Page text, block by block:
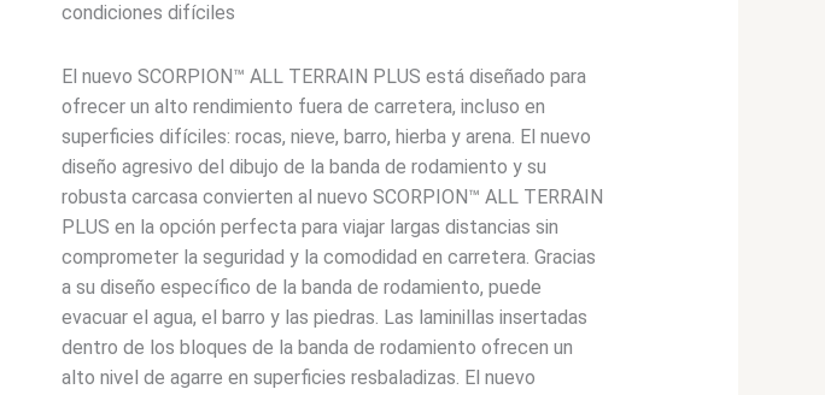
condiciones difíciles
El nuevo SCORPION™ ALL TERRAIN PLUS está diseñado para
ofrecer un alto rendimiento fuera de carretera, incluso en
superficies difíciles: rocas, nieve, barro, hierba y arena. El nuevo
diseño agresivo del dibujo de la banda de rodamiento y su
robusta carcasa convierten al nuevo SCORPION™ ALL TERRAIN
PLUS en la opción perfecta para viajar largas distancias sin
comprometer la seguridad y la comodidad en carretera. Gracias
a su diseño específico de la banda de rodamiento, puede
evacuar el agua, el barro y las piedras. Las laminillas insertadas
dentro de los bloques de la banda de rodamiento ofrecen un
alto nivel de agarre en superficies resbaladizas. El nuevo